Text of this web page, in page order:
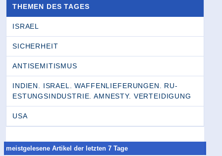
THEMEN DES TAGES
ISRAEL
SICHERHEIT
ANTISEMITISMUS
INDIEN. ISRAEL. WAFFENLIEFERUNGEN. RU­
ESTUNGSINDUSTRIE. AMNESTY. VERTEIDIGUNG
USA
meistgelesene Artikel der letzten 7 Tage